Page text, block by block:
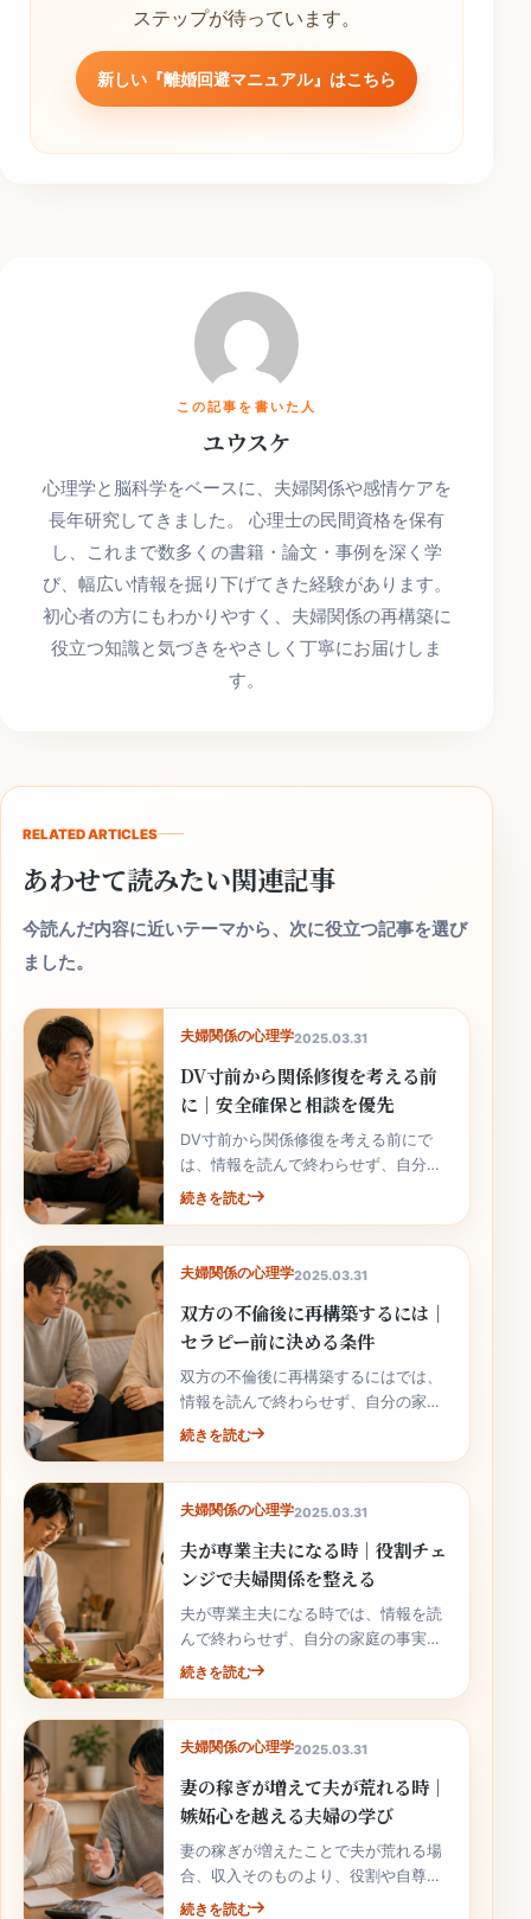
ステップが待っています。
新しい『離婚回避マニュアル』はこちら
この記事を書いた人
ユウスケ
心理学と脳科学をベースに、夫婦関係や感情ケアを
長年研究してきました。 心理士の民間資格を保有
し、これまで数多くの書籍・論文・事例を深く学
び、幅広い情報を掘り下げてきた経験があります。
初心者の方にもわかりやすく、夫婦関係の再構築に
役立つ知識と気づきをやさしく丁寧にお届けしま
す。
RELATED ARTICLES
あわせて読みたい関連記事
今読んだ内容に近いテーマから、次に役立つ記事を選び
ました。
夫婦関係の心理学2025.03.31
DV寸前から関係修復を考える前
に｜安全確保と相談を優先
DV寸前から関係修復を考える前にで
は、情報を読んで終わらせず、自分の
家庭の事実と次の行動へ落とし込むこ
続きを読む
夫婦関係の心理学2025.03.31
双方の不倫後に再構築するには｜
セラピー前に決める条件
双方の不倫後に再構築するにはでは、
情報を読んで終わらせず、自分の家庭
の事実と次の行動へ落とし込むことが
続きを読む
夫婦関係の心理学2025.03.31
夫が専業主夫になる時｜役割チェ
ンジで夫婦関係を整える
夫が専業主夫になる時では、情報を読
んで終わらせず、自分の家庭の事実と
次の行動へ落とし込むことが大切で
続きを読む
夫婦関係の心理学2025.03.31
妻の稼ぎが増えて夫が荒れる時｜
嫉妬心を越える夫婦の学び
妻の稼ぎが増えたことで夫が荒れる場
合、収入そのものより、役割や自尊心
の揺れが関係していることがありま
続きを読む